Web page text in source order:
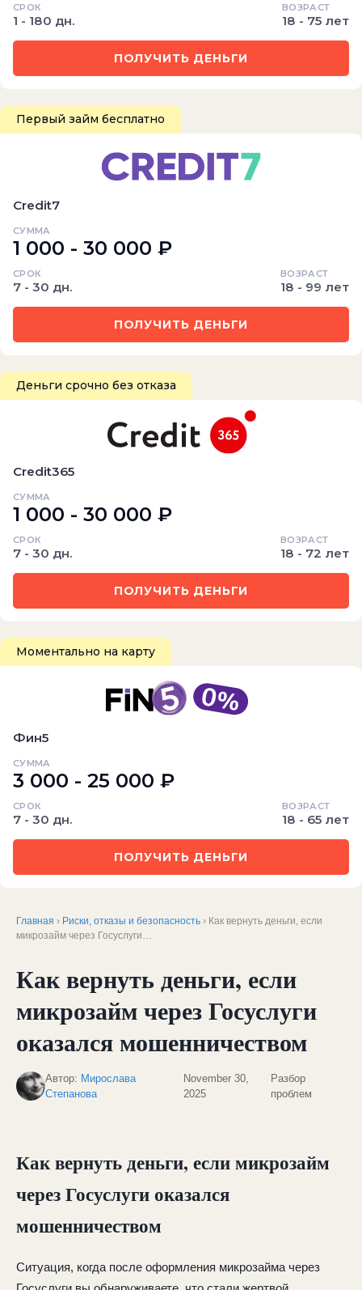
СРОК
1 - 180 дн.
ВОЗРАСТ
18 - 75 лет
ПОЛУЧИТЬ ДЕНЬГИ
Первый займ бесплатно
Credit7
СУММА
1 000 - 30 000 ₽
СРОК
7 - 30 дн.
ВОЗРАСТ
18 - 99 лет
ПОЛУЧИТЬ ДЕНЬГИ
Деньги срочно без отказа
Credit365
СУММА
1 000 - 30 000 ₽
СРОК
7 - 30 дн.
ВОЗРАСТ
18 - 72 лет
ПОЛУЧИТЬ ДЕНЬГИ
Моментально на карту
Фин5
СУММА
3 000 - 25 000 ₽
СРОК
7 - 30 дн.
ВОЗРАСТ
18 - 65 лет
ПОЛУЧИТЬ ДЕНЬГИ
Главная › Риски, отказы и безопасность › Как вернуть деньги, если
микрозайм через Госуслуги…
Как вернуть деньги, если
микрозайм через Госуслуги
оказался мошенничеством
Автор: Мирослава
Степанова
November 30,
2025
Разбор
проблем
Как вернуть деньги, если микрозайм
через Госуслуги оказался
мошенничеством
Ситуация, когда после оформления микрозайма через